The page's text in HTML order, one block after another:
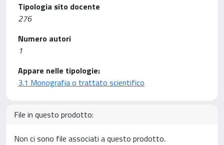
Tipologia sito docente
276
Numero autori
1
Appare nelle tipologie:
3.1 Monografia o trattato scientifico
File in questo prodotto:
Non ci sono file associati a questo prodotto.